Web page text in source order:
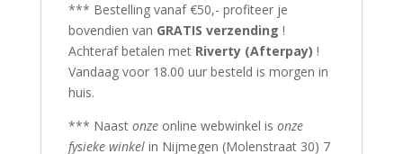
*** Bestelling vanaf €50,- profiteer je
bovendien van GRATIS verzending !
Achteraf betalen met Riverty (Afterpay) !
Vandaag voor 18.00 uur besteld is morgen in
huis.
*** Naast onzeonline webwinkel is onze
fysieke winkelin Nijmegen (Molenstraat 30) 7